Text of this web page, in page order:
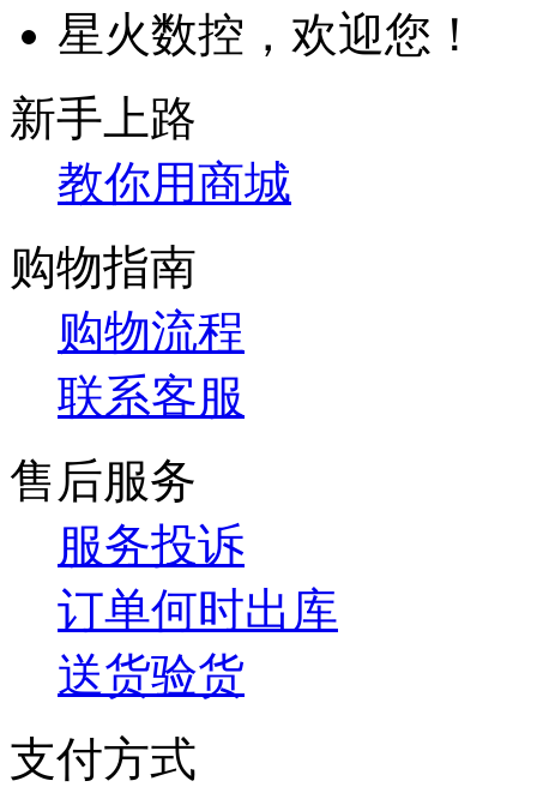
星火数控，欢迎您！
新手上路
教你用商城
购物指南
购物流程
联系客服
售后服务
服务投诉
订单何时出库
送货验货
支付方式